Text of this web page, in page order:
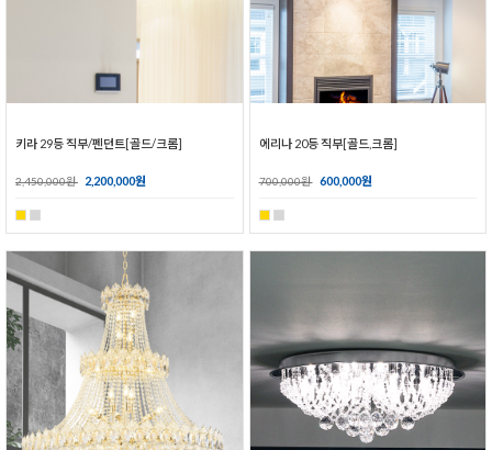
키라 29등 직부/펜던트[골드/크롬]
2,450,000원 2,200,000원
에리나 20등 직부[골드,크롬]
700,000원 600,000원